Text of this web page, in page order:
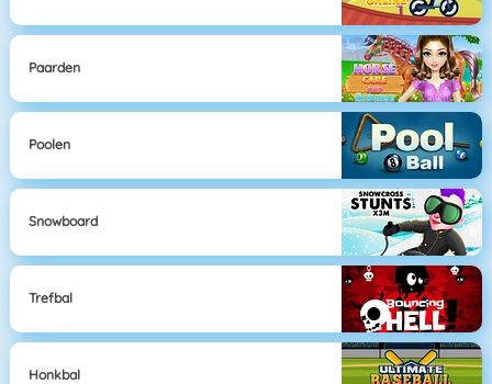
Paarden
Poolen
Snowboard
Trefbal
Honkbal